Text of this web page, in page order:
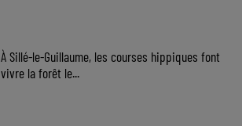
À Sillé-le-Guillaume, les courses hippiques font
vivre la forêt le...